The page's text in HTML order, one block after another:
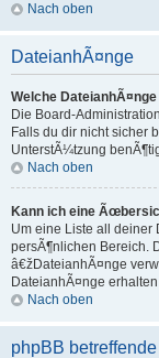
Nach oben
DateianhÃ¤nge
Welche
Die Board-
Falls du dir nicht sicher
UnterstÃ¼tzung
Nach oben
Kann ich eine
Um eine Liste all deiner
persÃ¶nlichen Bereich.
â€žDateianhÃ¤nge
DateianhÃ¤nge
Nach oben
phpBB